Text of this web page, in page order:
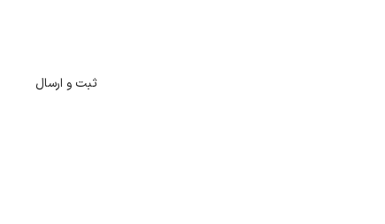
ثبت و ارسال